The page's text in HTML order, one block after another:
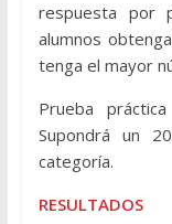
respuesta por
alumnos
tenga el mayor
Prueba
Supondrá un
categoría.
RESULTADOS